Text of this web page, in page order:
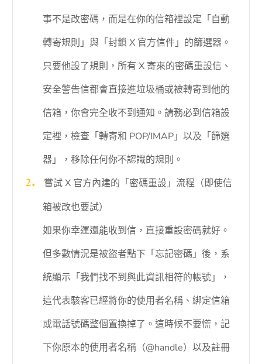
事不是改密碼，而是在你的信箱裡設定「自動
轉寄規則」與「封鎖 X 官方信件」的篩選器。
只要他設了規則，所有 X 寄來的密碼重設信、
安全警告信都會直接進垃圾桶或被轉寄到他的
信箱，你會完全收不到通知。請務必到信箱設
定裡，檢查「轉寄和 POP/IMAP」以及「篩選
器」，移除任何你不認識的規則。
嘗試 X 官方內建的「密碼重設」流程（即使信
箱被改也要試）
如果你幸運還能收到信，直接重設密碼就好。
但多數情況是被盜者點下「忘記密碼」後，系
統顯示「我們找不到與此資訊相符的帳號」，
這代表駭客已經將你的使用者名稱、綁定信箱
或電話號碼整個置換掉了。這時候不要慌，記
下你原本的使用者名稱（@handle）以及註冊